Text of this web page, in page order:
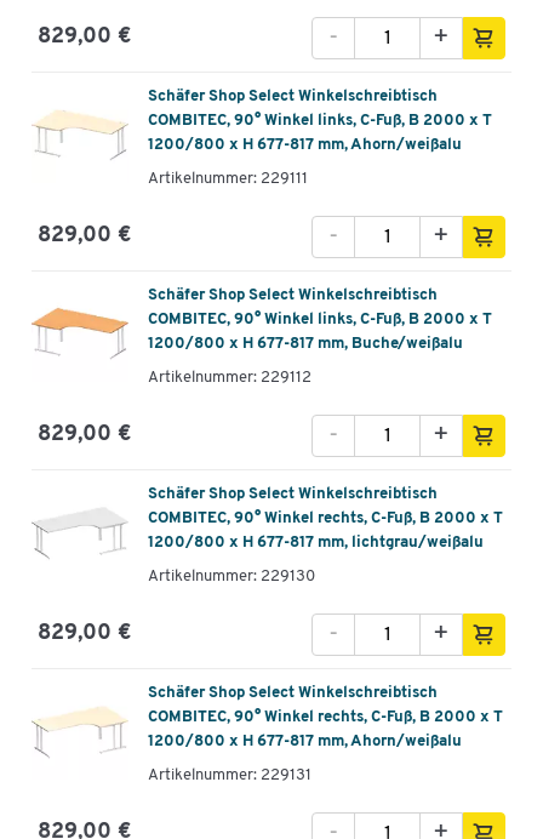
829,00 € +
-
Schäfer Shop Select Winkelschreibtisch
COMBITEC, 90° Winkel links, C-Fuß, B 2000 x T
1200/800 x H 677-817 mm, Ahorn/weißalu
Artikelnummer: 229111
829,00 € +
-
Schäfer Shop Select Winkelschreibtisch
COMBITEC, 90° Winkel links, C-Fuß, B 2000 x T
1200/800 x H 677-817 mm, Buche/weißalu
Artikelnummer: 229112
829,00 € +
-
Schäfer Shop Select Winkelschreibtisch
COMBITEC, 90° Winkel rechts, C-Fuß, B 2000 x T
1200/800 x H 677-817 mm, lichtgrau/weißalu
Artikelnummer: 229130
829,00 € +
-
Schäfer Shop Select Winkelschreibtisch
COMBITEC, 90° Winkel rechts, C-Fuß, B 2000 x T
1200/800 x H 677-817 mm, Ahorn/weißalu
Artikelnummer: 229131
829,00 € +
-